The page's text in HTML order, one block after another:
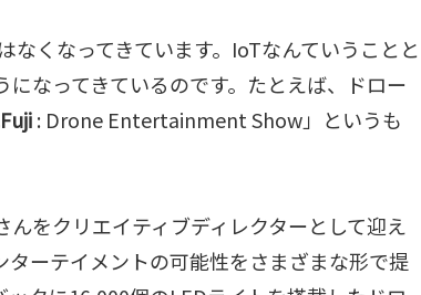
くなってきています。IoTなんていうことと
なってきているのです。たとえば、ドロー
: Drone Entertainment Show」というも
をクリエイティブディレクターとして迎え
ーテイメントの可能性をさまざまな形で提